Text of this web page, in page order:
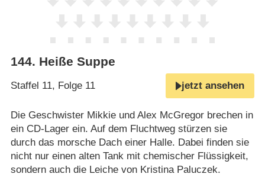
144. Heiße Suppe
Staffel 11, Folge 11 jetzt ansehen
Die Geschwister Mikkie und Alex McGregor brechen in
ein CD-Lager ein. Auf dem Fluchtweg stürzen sie
durch das morsche Dach einer Halle. Dabei finden sie
nicht nur einen alten Tank mit chemischer Flüssigkeit,
sondern auch die Leiche von Kristina Paluczek.